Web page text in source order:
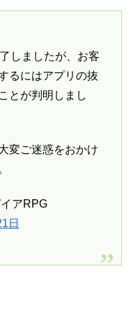
しましたが、お客
るにはアプリの抜
とが判明しまし
変ご迷惑をおかけ
アRPG
日